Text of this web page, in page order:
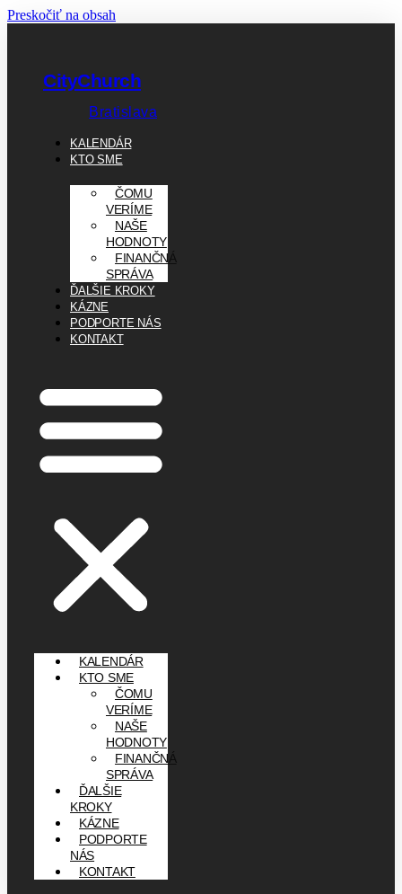
Preskočiť na obsah
CityChurch
Bratislava
KALENDÁR
KTO SME
ČOMU
VERÍME
NAŠE
HODNOTY
FINANČNÁ
SPRÁVA
ĎALŠIE KROKY
KÁZNE
PODPORTE NÁS
KONTAKT
KALENDÁR
KTO SME
ČOMU
VERÍME
NAŠE
HODNOTY
FINANČNÁ
SPRÁVA
ĎALŠIE
KROKY
KÁZNE
PODPORTE
NÁS
KONTAKT